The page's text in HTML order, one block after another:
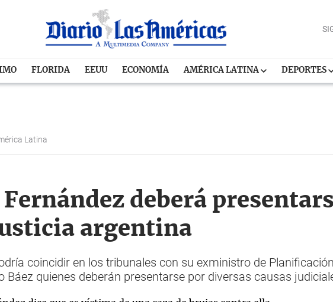
FLORIDA EEUU ECONOMÍA AMÉRICA LATINA DEPORTES
Latina
deberá
argentina
coincidir en los tribunales con su exministro de
Báez quienes deberán presentarse por diversas causas